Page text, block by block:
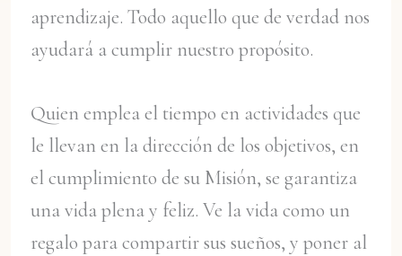
aprendizaje. Todo aquello que de verdad nos
ayudará a cumplir nuestro propósito.
Quien emplea el tiempo en actividades que
le llevan en la dirección de los objetivos, en
el cumplimiento de su Misión, se garantiza
una vida plena y feliz. Ve la vida como un
regalo para compartir sus sueños, y poner al